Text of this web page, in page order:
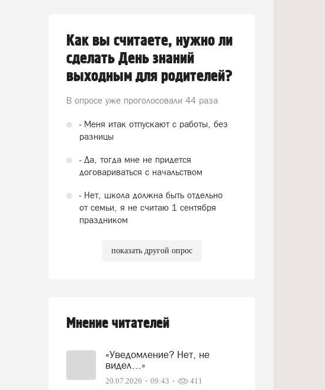
Как вы считаете, нужно ли
сделать День знаний
выходным для родителей?
В опросе уже проголосовали 44 раза
- Меня итак отпускают с работы, без
разницы
- Да, тогда мне не придется
договариваться с начальством
- Нет, школа должна быть отдельно
от семьи, я не считаю 1 сентября
праздником
показать другой опрос
Мнение читателей
«Уведомление? Нет, не
видел…»
20.07.2026 09:43 411